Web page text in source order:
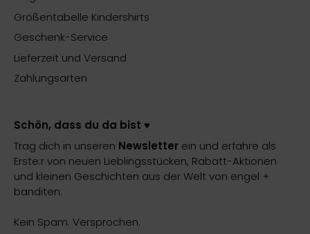
Größentabelle Kindershirts
Geschenk-Service
Lieferzeit und Versand
Zahlungsarten
Schön, dass du da bist ♥️
Trag dich in unseren Newsletter ein und erfahre als
Erste:r von neuen Lieblingsstücken, Rabatt-Aktionen
und kleinen Geschichten aus der Welt von engel +
banditen.
Kein Spam. Versprochen.